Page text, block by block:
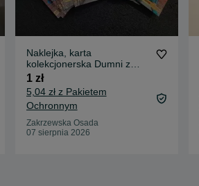
Naklejka, karta
kolekcjonerska Dumni z
naszych Biedronka
1 zł
5,04 zł z Pakietem
Ochronnym
Zakrzewska Osada
07 sierpnia 2026